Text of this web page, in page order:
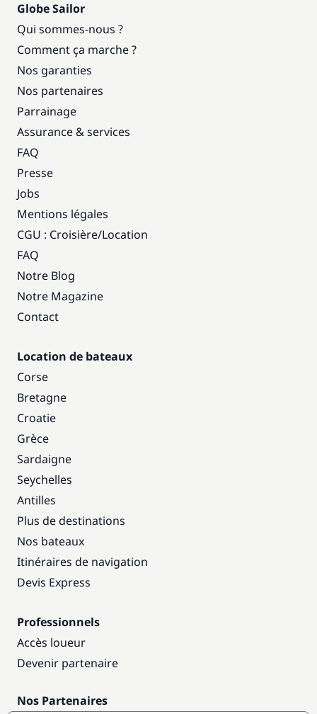
Globe Sailor
Qui sommes-nous ?
Comment ça marche ?
Nos garanties
Nos partenaires
Parrainage
Assurance & services
FAQ
Presse
Jobs
Mentions légales
CGU : Croisière/Location
FAQ
Notre Blog
Notre Magazine
Contact
Location de bateaux
Corse
Bretagne
Croatie
Grèce
Sardaigne
Seychelles
Antilles
Plus de destinations
Nos bateaux
Itinéraires de navigation
Devis Express
Professionnels
Accès loueur
Devenir partenaire
Nos Partenaires